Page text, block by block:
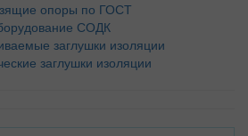
опоры по ГОСТ
СОДК
заглушки изоляции
заглушки изоляции